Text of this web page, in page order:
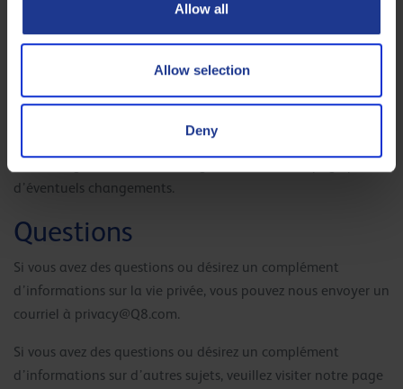
Allow all
Allow selection
Deny
dans nos conditions d’utilisation.
Changements
Nous allons progressivement adapter notre politique aux
ces modalités apparaîtront sur cette page. Nous vous
d’éventuels changements.
Questions
Si vous avez des questions ou désirez un complément
d’informations sur la vie privée, vous pouvez nous envoyer un
courriel à privacy@Q8.com.
Si vous avez des questions ou désirez un complément
d’informations sur d’autres sujets, veuillez visiter notre page